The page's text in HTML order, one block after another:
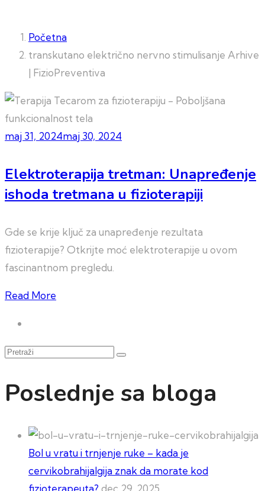
Početna
transkutano električno nervno stimulisanje Arhive
| FizioPreventiva
maj 31, 2024maj 30, 2024
Elektroterapija tretman: Unapređenje
ishoda tretmana u fizioterapiji
Gde se krije ključ za unapređenje rezultata
fizioterapije? Otkrijte moć elektroterapije u ovom
fascinantnom pregledu.
Read More
Pretraži
Poslednje sa bloga
Bol u vratu i trnjenje ruke – kada je
cervikobrahijalgija znak da morate kod